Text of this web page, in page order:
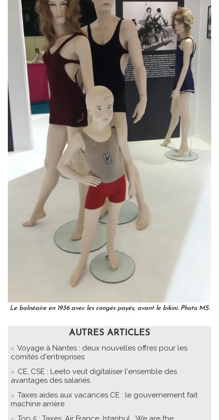
Le balnéaire en 1936 avec les congés payés, avant le bikini. Photo MS.
AUTRES ARTICLES
Voyage à Nantes : deux nouvelles offres pour les
comités d'entreprises
CE, CSE : Leeto veut digitaliser l'ensemble des
avantages des salariés
Taxes aides aux vacances CE : le gouvernement fait
machine arrière